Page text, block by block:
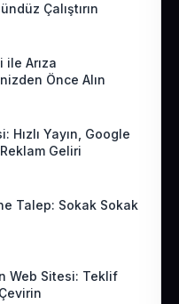
Çalıştırın
ile Arıza
Önce Alın
Hızlı Yayın, Google
Geliri
Talep: Sokak Sokak
Web Sitesi: Teklif